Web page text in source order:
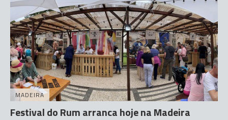
MADEIRA
Festival do Rum arranca hoje na Madeira